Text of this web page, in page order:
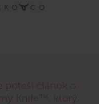
poteší článok o
Knife™, ktorý